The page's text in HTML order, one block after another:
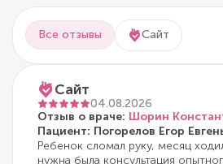
Все отзывы Сайт
Сайт
04.08.2026
Отзыв о враче: Шорин
Пациент: Погорелов Егор
Ребенок сломал руку, месяц
нужна была консультация